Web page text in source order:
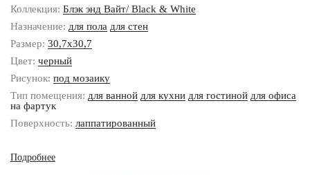
Коллекция: Блэк энд Вайт/ Black & White
Назначение: для пола для стен
Размер: 30,7x30,7
Цвет: черный
Рисунок: под мозаику
Тип помещения: для ванной для кухни для гостиной для офиса
на фартук
Поверхность: лаппатированный
Подробнее